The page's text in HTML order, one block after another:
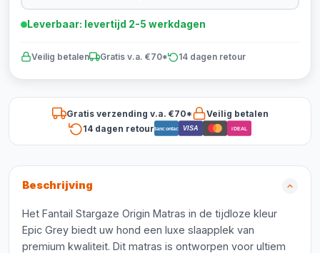
Leverbaar: levertijd 2-5 werkdagen
Veilig betalen Gratis v.a. €70* 14 dagen retour
Gratis verzending v.a. €70*
Veilig betalen
14 dagen retourBancontact VISA iDEAL
Beschrijving
Het Fantail Stargaze Origin Matras in de tijdloze kleur
Epic Grey biedt uw hond een luxe slaapplek van
premium kwaliteit. Dit matras is ontworpen voor ultiem